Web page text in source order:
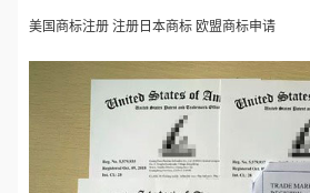
美国商标注册 注册日本商标 欧盟商标申请